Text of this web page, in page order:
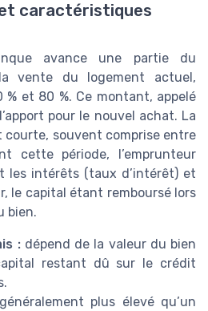
caractéristiques
avance une partie du
vente du logement actuel,
et 80 %. Ce montant, appelé
pour le nouvel achat. La
courte, souvent comprise entre
cette période, l’emprunteur
les intérêts (taux d’intérêt) et
le capital étant remboursé lors
bien.
:dépend de la valeur du bien
restant dû sur le crédit
généralement plus élevé qu’un